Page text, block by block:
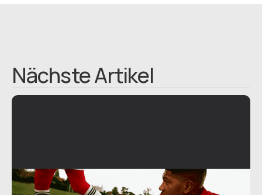
Nächste Artikel